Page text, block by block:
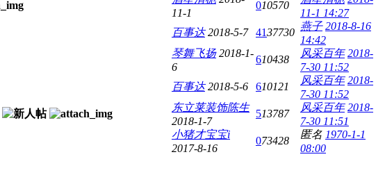
11-1
010570
11-1 14:27
百事达 2018-5-7 4137730
燕子 2018-8-16
14:42
琴舞飞扬 2018-1-
6
610438
风采百年 2018-
7-30 11:52
百事达 2018-5-6 610121
风采百年 2018-
7-30 11:52
东立莱装饰陈生
2018-1-7
513787
风采百年 2018-
7-30 11:51
小猪才宝宝i
2017-8-16
073428
匿名 1970-1-1
08:00